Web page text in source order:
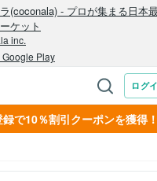
で10％割引クーポンを獲得！